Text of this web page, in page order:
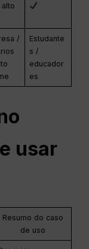
alto
/
Estudante
s /
educador
es
usar
Resumo do caso
de uso